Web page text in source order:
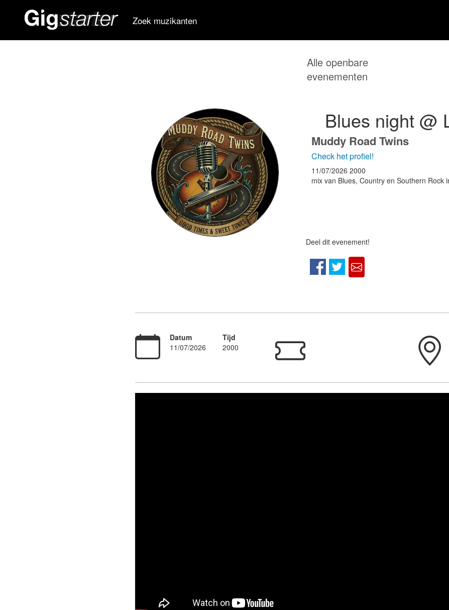
Zoek muzikanten
Alle openbare
evenementen
Blues night @
Muddy Road Twins
Check het profiel!
11/07/2026 2000
mix van Blues, Country en Southern Rock
Deel dit evenement!
Datum
11/07/2026
Tijd
2000